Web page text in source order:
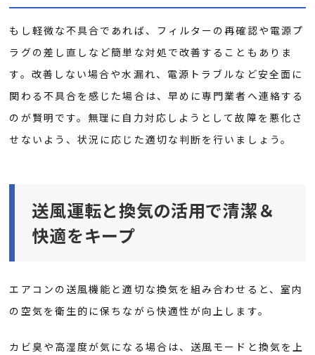
もし軽微な不具合であれば、フィルターの再確認や電源プ
ラグの差し直しなど簡単な対処で改善することもありま
す。改善しない場合や水漏れ、電源トラブルなど安全面に
関わる不具合を感じた場合は、早めに専門業者へ連絡する
のが賢明です。無理に自力対応しようとして故障を悪化さ
せないよう、状況に応じた適切な判断を行いましょう。
送風運転と換気の活用で清潔＆
快適をキープ
エアコンの送風機能と適切な換気を組み合わせると、室内
の空気を衛生的に保ちながら快適性が向上します。
カビ臭や高湿度が気になる場合は、送風モードと換気を上